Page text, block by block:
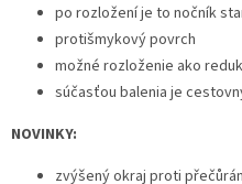
po rozložení je to nočník
protišmykový povrch
možné rozloženie ako
súčasťou balenia je
NOVINKY:
zvýšený okraj proti